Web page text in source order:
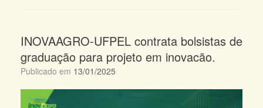
INOVAAGRO-UFPEL contrata bolsistas de
graduação para projeto em inovacão.
Publicado em 13/01/2025